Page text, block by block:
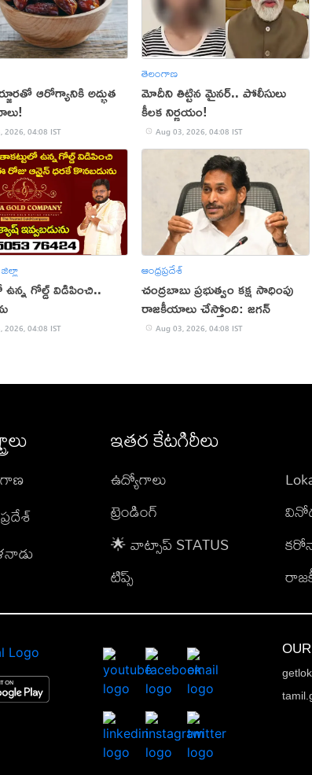
ఆరోగ్యానికి అద్భుత
2026, 04:08 IST
తెలంగాణ
మోదీని తిట్టిన మైనర్.. పోలీసులు
కీలక నిర్ణయం!
Aug 03, 2026, 04:08 IST
ఉన్న గోల్డ్ విడిపించి..
2026, 04:08 IST
ఆంధ్రప్రదేశ్
చంద్రబాబు ప్రభుత్వం కక్ష సాధింపు
రాజకీయాలు చేస్తోంది: జగన్
Aug 03, 2026, 04:08 IST
ఇతర కేటగిరీలు
ఉద్యోగాలు
ట్రెండింగ్
🌟 వాట్సాప్ STATUS
టిప్స్